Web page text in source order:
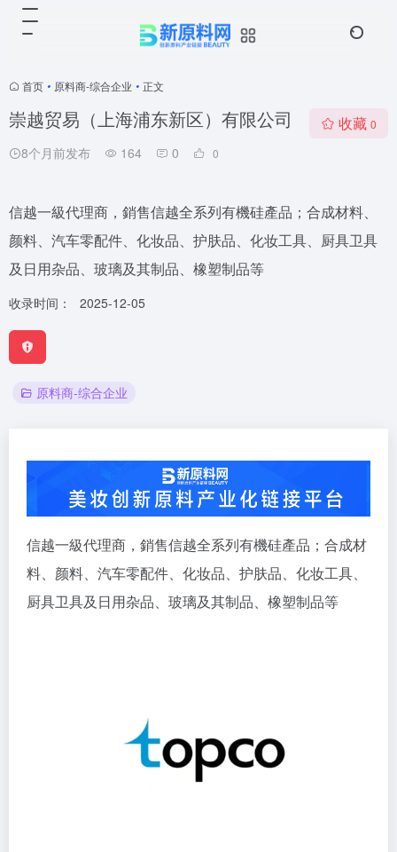
首页 • 原料商-综合企业 • 正文
崇越贸易（上海浦东新区）有限公司
8个月前发布 164 0 0
收藏 0
信越一級代理商，銷售信越全系列有機硅產品；合成材料、
颜料、汽车零配件、化妆品、护肤品、化妆工具、厨具卫具
及日用杂品、玻璃及其制品、橡塑制品等
收录时间： 2025-12-05
原料商-综合企业
信越一級代理商，銷售信越全系列有機硅產品；合成材
料、颜料、汽车零配件、化妆品、护肤品、化妆工具、
厨具卫具及日用杂品、玻璃及其制品、橡塑制品等